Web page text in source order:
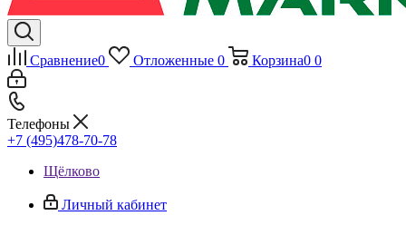
Сравнение0 Отложенные 0 Корзина0 0
Телефоны
+7 (495)478-70-78
Щёлково
Личный кабинет